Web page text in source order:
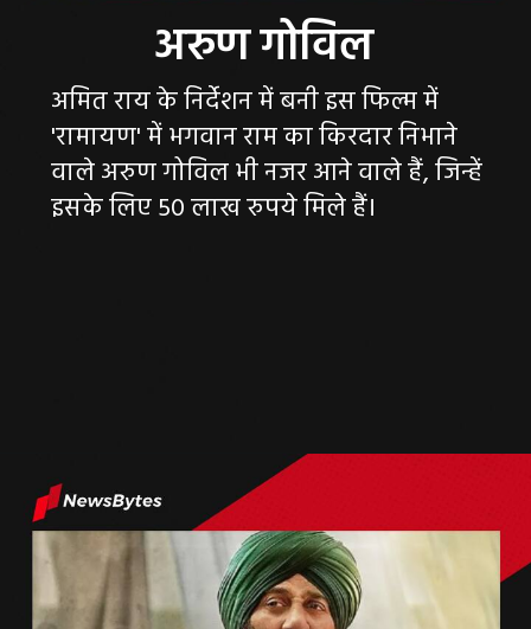
अरुण गोविल
अमित राय के निर्देशन में बनी इस फिल्म में
'रामायण' में भगवान राम का किरदार निभाने
वाले अरुण गोविल भी नजर आने वाले हैं, जिन्हें